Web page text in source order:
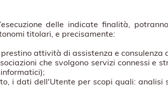
delle indicate finalità,
titolari, e precisamente:
attività di assistenza e consulenza
che svolgono servizi connessi e
i dati dell'Utente per scopi quali: analisi